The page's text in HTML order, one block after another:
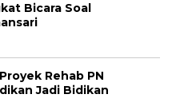
Bicara Soal
Rehab PN
Jadi Bidikan